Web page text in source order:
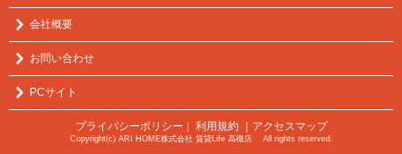
会社概要
お問い合わせ
PCサイト
プライバシーポリシー 利用規約 ｜アクセスマップ
Copyright(c) ARI HOME株式会社 賃貸Life 高槻店 All rights reserved.